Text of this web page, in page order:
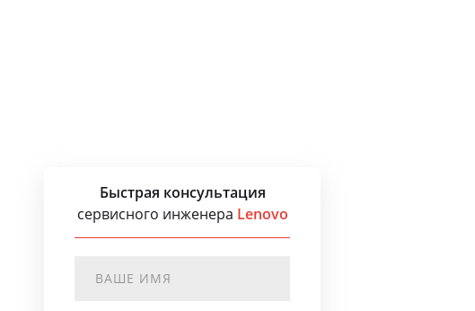
Быстрая консультация
сервисного инженера Lenovo